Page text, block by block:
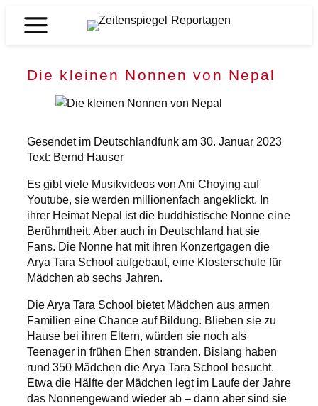
Inhalt
Zeitenspiegel
Die kleinen Nonnen von Nepal
Gesendet im Deutschlandfunk am 30. Januar 2023
Text: Bernd Hauser
Es gibt viele Musikvideos von Ani Choying auf
Youtube, sie werden millionenfach angeklickt. In
ihrer Heimat Nepal ist die buddhistische Nonne eine
Berühmtheit. Aber auch in Deutschland hat sie
Fans. Die Nonne hat mit ihren Konzertgagen die
Arya Tara School aufgebaut, eine Klosterschule für
Mädchen ab sechs Jahren.
Die Arya Tara School bietet Mädchen aus armen
Familien eine Chance auf Bildung. Blieben sie zu
Hause bei ihren Eltern, würden sie noch als
Teenager in frühen Ehen stranden. Bislang haben
rund 350 Mädchen die Arya Tara School besucht.
Etwa die Hälfte der Mädchen legt im Laufe der Jahre
das Nonnengewand wieder ab – dann aber sind sie